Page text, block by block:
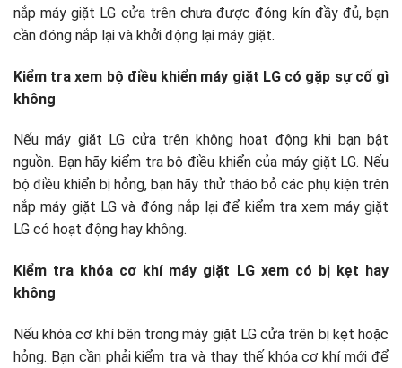
nắp máy giặt LG cửa trên chưa được đóng kín đầy đủ, bạn
cần đóng nắp lại và khởi động lại máy giặt.
Kiểm tra xem bộ điều khiển máy giặt LG có gặp sự cố gì
không
Nếu máy giặt LG cửa trên không hoạt động khi bạn bật
nguồn. Bạn hãy kiểm tra bộ điều khiển của máy giặt LG. Nếu
bộ điều khiển bị hỏng, bạn hãy thử tháo bỏ các phụ kiện trên
nắp máy giặt LG và đóng nắp lại để kiểm tra xem máy giặt
LG có hoạt động hay không.
Kiểm tra khóa cơ khí máy giặt LG xem có bị kẹt hay
không
Nếu khóa cơ khí bên trong máy giặt LG cửa trên bị kẹt hoặc
hỏng. Bạn cần phải kiểm tra và thay thế khóa cơ khí mới để